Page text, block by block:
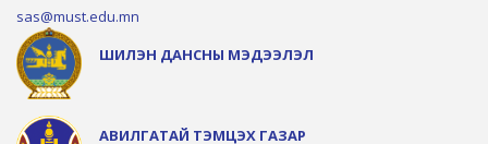
sas@must.edu.mn
ШИЛЭН ДАНСНЫ МЭДЭЭЛЭЛ
АВИЛГАТАЙ ТЭМЦЭХ ГАЗАР